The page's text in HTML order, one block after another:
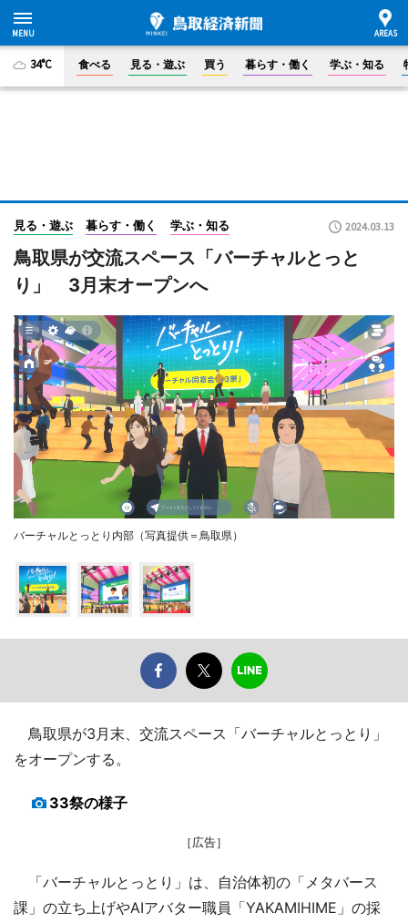
34°C 食べる 見る・遊ぶ 買う 暮らす・働く 学ぶ・知る
見る・遊ぶ 暮らす・働く 学ぶ・知る 2024.03.13
鳥取県が交流スペース「バーチャルとっと
り」 3月末オープンへ
バーチャルとっとり内部（写真提供＝鳥取県）
鳥取県が3月末、交流スペース「バーチャルとっとり」
をオープンする。
33祭の様子
［広告］
「バーチャルとっとり」は、自治体初の「メタバース
課」の立ち上げやAIアバター職員「YAKAMIHIME」の採